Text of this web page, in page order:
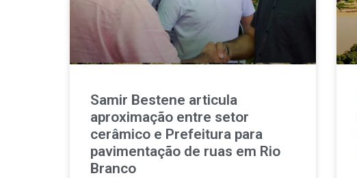
Samir Bestene articula
aproximação entre setor
cerâmico e Prefeitura para
pavimentação de ruas em Rio
Branco